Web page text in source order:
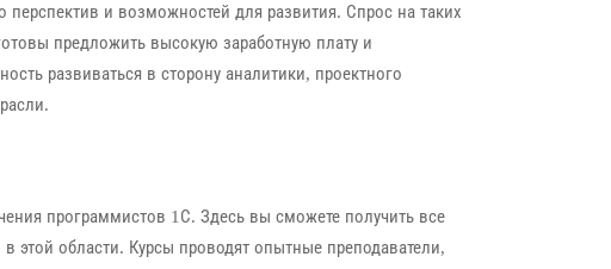
и возможностей для развития. Спрос на таких
предложить высокую заработную плату и
развиваться в сторону аналитики, проектного
программистов 1С. Здесь вы сможете получить все
области. Курсы проводят опытные преподаватели,